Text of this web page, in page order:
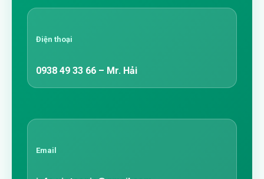
Điện thoại
0938 49 33 66 – Mr. Hải
Email